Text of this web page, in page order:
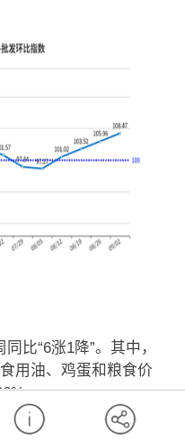
比“6涨1降”。其中，
用油、鸡蛋和粮食价
、
、0.35%；水产